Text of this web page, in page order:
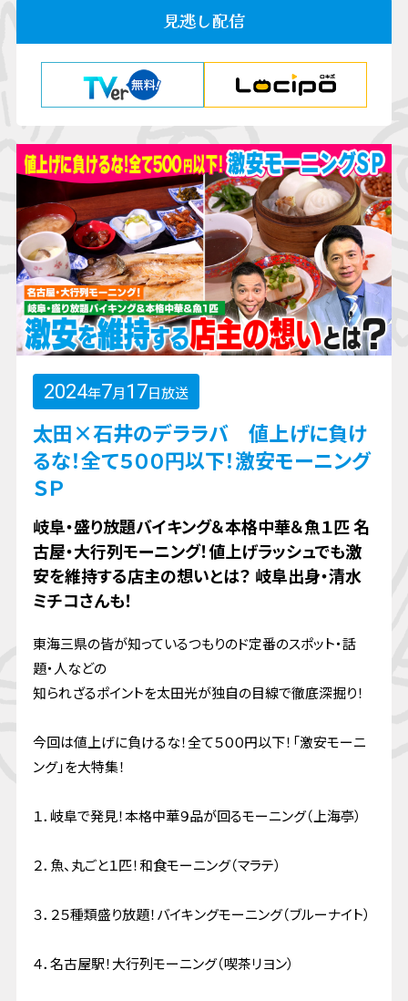
見逃し配信
2024年7月17日放送
太田×石井のデララバ 値上げに負け
るな！全て５００円以下！激安モーニング
ＳＰ
岐阜・盛り放題バイキング＆本格中華＆魚１匹 名
古屋・大行列モーニング！値上げラッシュでも激
安を維持する店主の想いとは？ 岐阜出身・清水
ミチコさんも！
東海三県の皆が知っているつもりのド定番のスポット・話
題・人などの
知られざるポイントを太田光が独自の目線で徹底深掘り！
今回は値上げに負けるな！全て５００円以下！「激安モーニ
ング」を大特集！
１．岐阜で発見！本格中華９品が回るモーニング（上海亭）
２．魚、丸ごと１匹！和食モーニング（マラテ）
３．２５種類盛り放題！バイキングモーニング（ブルーナイト）
４．名古屋駅！大行列モーニング（喫茶リヨン）